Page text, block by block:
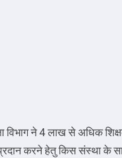
विभागने4लाखसेअधिक
करनेहेतुकिससंस्थाके